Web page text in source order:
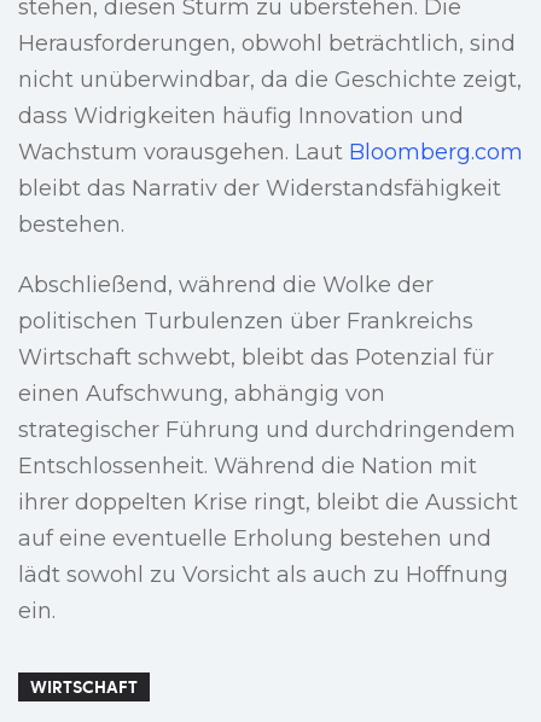
stehen, diesen Sturm zu überstehen. Die
Herausforderungen, obwohl beträchtlich, sind
nicht unüberwindbar, da die Geschichte zeigt,
dass Widrigkeiten häufig Innovation und
Wachstum vorausgehen. Laut Bloomberg.com
bleibt das Narrativ der Widerstandsfähigkeit
bestehen.
Abschließend, während die Wolke der
politischen Turbulenzen über Frankreichs
Wirtschaft schwebt, bleibt das Potenzial für
einen Aufschwung, abhängig von
strategischer Führung und durchdringendem
Entschlossenheit. Während die Nation mit
ihrer doppelten Krise ringt, bleibt die Aussicht
auf eine eventuelle Erholung bestehen und
lädt sowohl zu Vorsicht als auch zu Hoffnung
ein.
WIRTSCHAFT